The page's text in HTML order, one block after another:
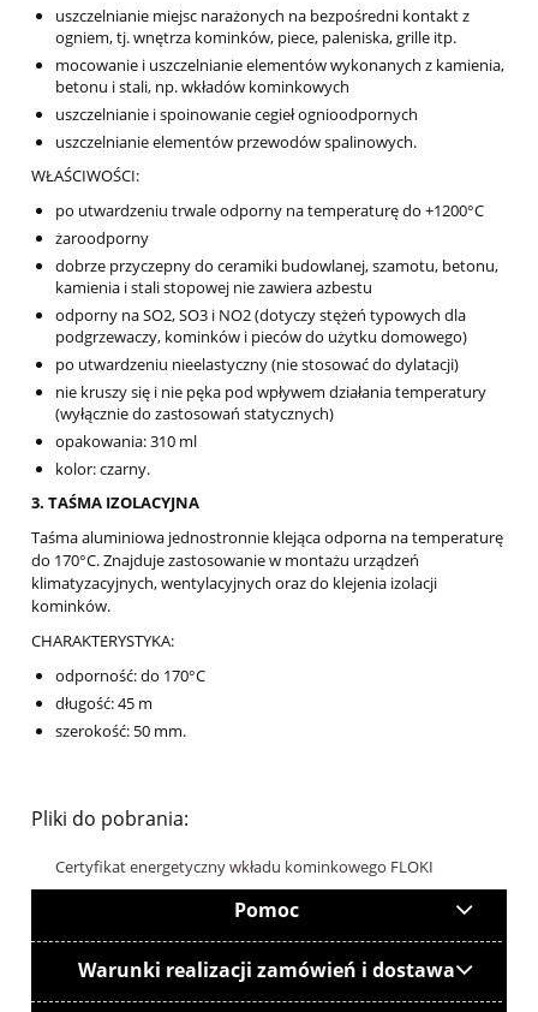
uszczelnianie miejsc narażonych na bezpośredni kontakt z
ogniem, tj. wnętrza kominków, piece, paleniska, grille itp.
mocowanie i uszczelnianie elementów wykonanych z kamienia,
betonu i stali, np. wkładów kominkowych
uszczelnianie i spoinowanie cegieł ognioodpornych
uszczelnianie elementów przewodów spalinowych.
WŁAŚCIWOŚCI:
po utwardzeniu trwale odporny na temperaturę do +1200°C
żaroodporny
dobrze przyczepny do ceramiki budowlanej, szamotu, betonu,
kamienia i stali stopowej nie zawiera azbestu
odporny na SO2, SO3 i NO2 (dotyczy stężeń typowych dla
podgrzewaczy, kominków i pieców do użytku domowego)
po utwardzeniu nieelastyczny (nie stosować do dylatacji)
nie kruszy się i nie pęka pod wpływem działania temperatury
(wyłącznie do zastosowań statycznych)
opakowania: 310 ml
kolor: czarny.
3. TAŚMA IZOLACYJNA
Taśma aluminiowa jednostronnie klejąca odporna na temperaturę
do 170°C. Znajduje zastosowanie w montażu urządzeń
klimatyzacyjnych, wentylacyjnych oraz do klejenia izolacji
kominków.
CHARAKTERYSTYKA:
odporność: do 170°C
długość: 45 m
szerokość: 50 mm.
Pliki do pobrania:
Certyfikat energetyczny wkładu kominkowego FLOKI
Pomoc
Warunki realizacji zamówień i dostawa